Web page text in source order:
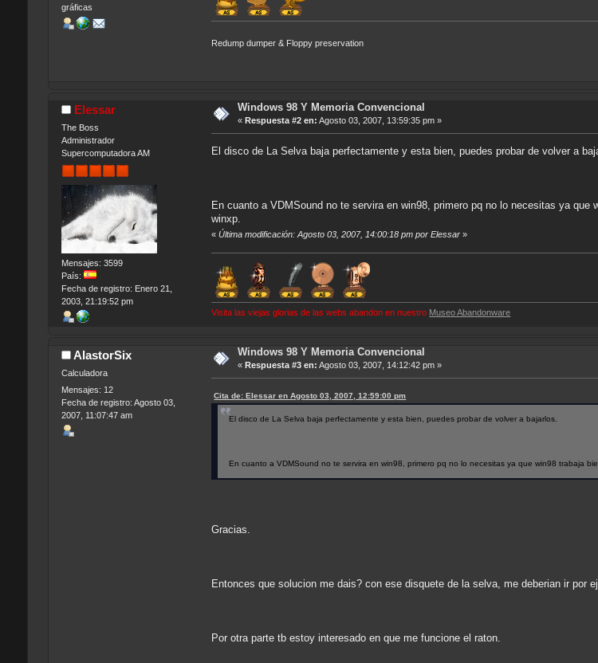
gráficas
Redump dumper & Floppy preservation
Elessar
The Boss
Administrador
Supercomputadora AM
Mensajes: 3599
País:
Fecha de registro: Enero 21,
2003, 21:19:52 pm
Windows 98 Y Memoria Convencional
« Respuesta #2 en: Agosto 03, 2007, 13:59:35 pm »
El disco de La Selva baja perfectamente y esta bien, puedes probar de volver a
En cuanto a VDMSound no te servira en win98, primero pq no lo necesitas ya
winxp.
«Última modificación: Agosto 03, 2007, 14:00:18 pm por Elessar »
Visita las viejas glorias de las webs abandon en nuestro Museo Abandonware
AlastorSix
Calculadora
Mensajes: 12
Fecha de registro: Agosto 03,
2007, 11:07:47 am
Windows 98 Y Memoria Convencional
« Respuesta #3 en: Agosto 03, 2007, 14:12:42 pm »
Cita de: Elessar en Agosto 03, 2007, 12:59:00 pm
El disco de La Selva baja perfectamente y esta bien, puedes probar de volver a bajarlos.
En cuanto a VDMSound no te servira en win98, primero pq no lo necesitas ya que win98 trabaja
Gracias.
Entonces que solucion me dais? con ese disquete de la selva, me deberian ir por
Por otra parte tb estoy interesado en que me funcione el raton.